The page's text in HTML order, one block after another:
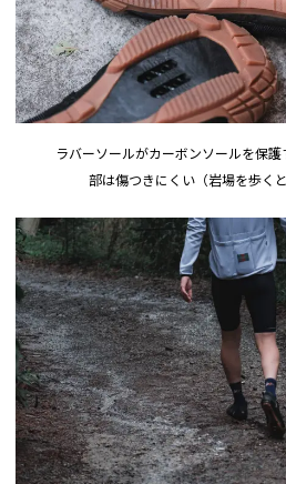
ラバーソールがカーボンソールを保
部は傷つきにくい（岩場を歩く